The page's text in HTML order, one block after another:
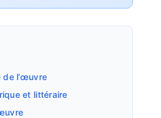
de l’œuvre
et littéraire